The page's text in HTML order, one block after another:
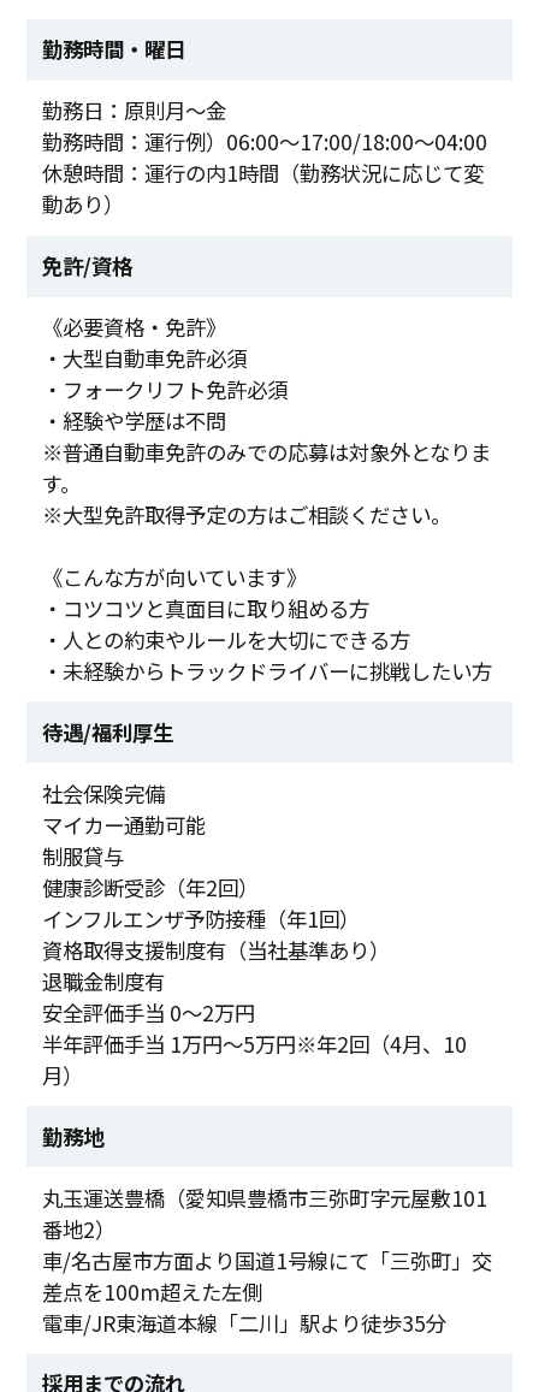
勤務時間・曜日
勤務日：原則月～金
勤務時間：運行例）06:00～17:00/18:00～04:00
休憩時間：運行の内1時間（勤務状況に応じて変
動あり）
免許/資格
《必要資格・免許》
・大型自動車免許必須
・フォークリフト免許必須
・経験や学歴は不問
※普通自動車免許のみでの応募は対象外となりま
す。
※大型免許取得予定の方はご相談ください。
《こんな方が向いています》
・コツコツと真面目に取り組める方
・人との約束やルールを大切にできる方
・未経験からトラックドライバーに挑戦したい方
待遇/福利厚生
社会保険完備
マイカー通勤可能
制服貸与
健康診断受診（年2回）
インフルエンザ予防接種（年1回）
資格取得支援制度有（当社基準あり）
退職金制度有
安全評価手当 0～2万円
半年評価手当 1万円～5万円※年2回（4月、10
月）
勤務地
丸玉運送豊橋（愛知県豊橋市三弥町字元屋敷101
番地2）
車/名古屋市方面より国道1号線にて「三弥町」交
差点を100m超えた左側
電車/JR東海道本線「二川」駅より徒歩35分
採用までの流れ